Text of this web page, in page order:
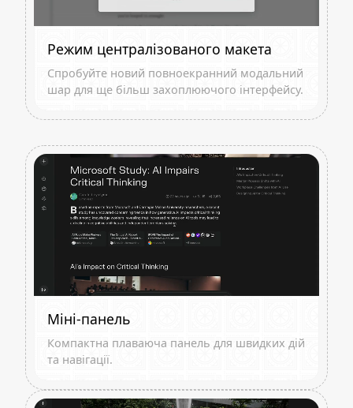
Режим централізованого макета
Спробуйте новий повноекранний модальний
шар для ще більш захоплюючого інтерфейсу.
Міні-панель
Компактна плаваюча панель для швидких дій
та навігації.